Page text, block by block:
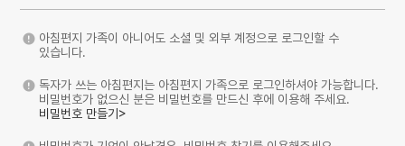
아침편지 가족이 아니어도 소셜 및 외부 계정으로 로그인할 수
있습니다.
독자가 쓰는 아침편지는 아침편지 가족으로 로그인하셔야 가능합니다.
비밀번호가 없으신 분은 비밀번호를 만드신 후에 이용해 주세요.
비밀번호 만들기>